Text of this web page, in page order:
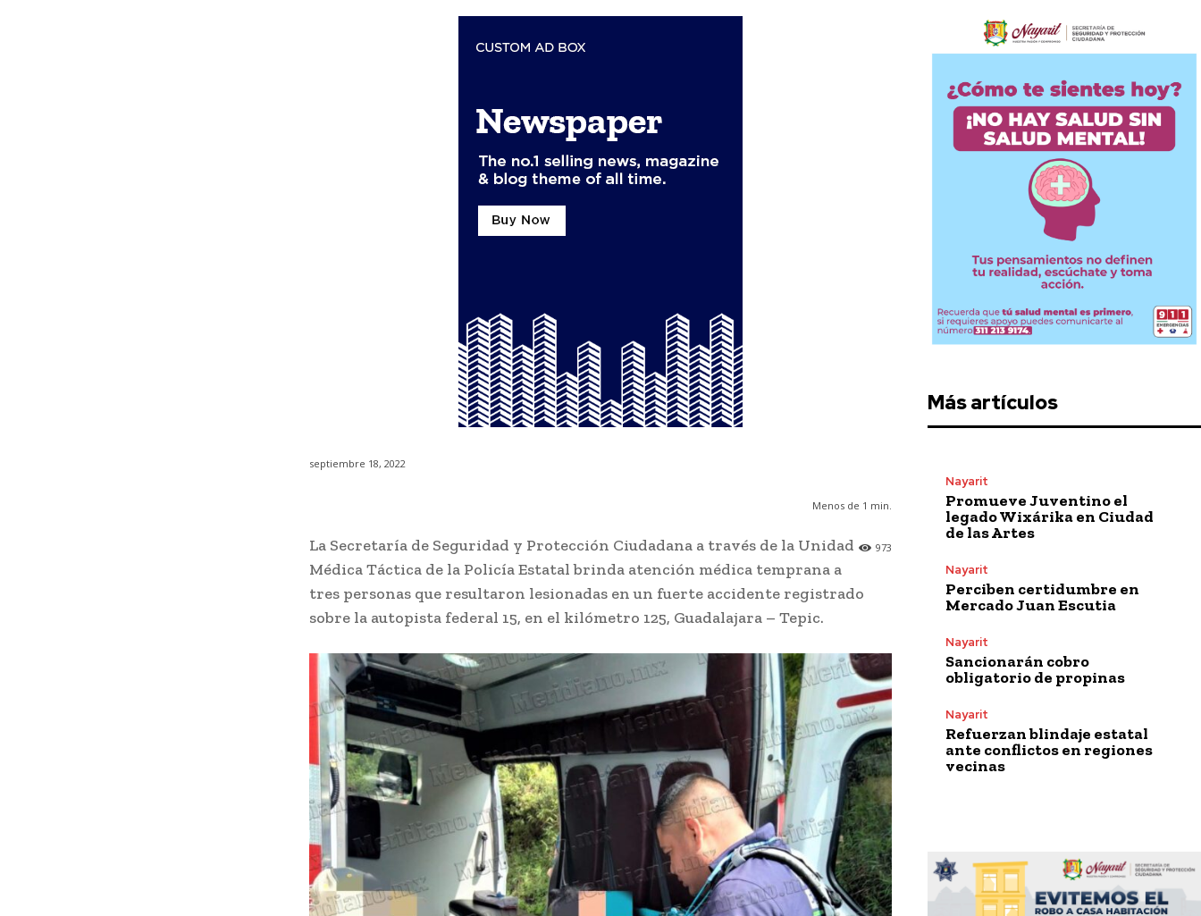
septiembre 18, 2022
Menos de 1 min.
973
La Secretaría de Seguridad y Protección Ciudadana a través de la Unidad
Médica Táctica de la Policía Estatal brinda atención médica temprana a
tres personas que resultaron lesionadas en un fuerte accidente registrado
sobre la autopista federal 15, en el kilómetro 125, Guadalajara – Tepic.
Más artículos
Nayarit
Promueve Juventino el
legado Wixárika en Ciudad
de las Artes
Nayarit
Perciben certidumbre en
Mercado Juan Escutia
Nayarit
Sancionarán cobro
obligatorio de propinas
Nayarit
Refuerzan blindaje estatal
ante conflictos en regiones
vecinas